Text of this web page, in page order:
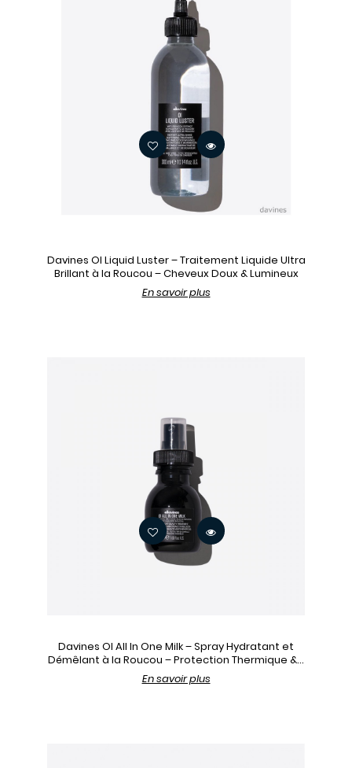
Davines OI Liquid Luster – Traitement Liquide Ultra
Brillant à la Roucou – Cheveux Doux & Lumineux
En savoir plus
Davines OI All In One Milk – Spray Hydratant et
Démêlant à la Roucou – Protection Thermique &...
En savoir plus